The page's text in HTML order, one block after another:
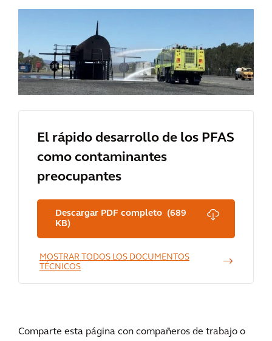
El rápido desarrollo de los PFAS
como contaminantes
preocupantes
Descargar PDF completo (689
KB)
MOSTRAR TODOS LOS DOCUMENTOS
TÉCNICOS
Comparte esta página con compañeros de trabajo o